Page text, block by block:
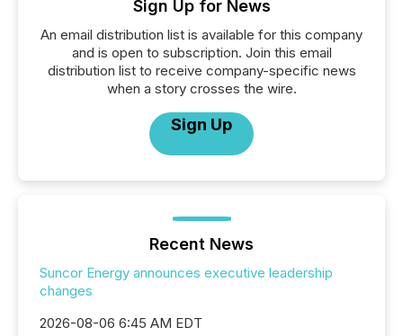
Sign Up for News
An email distribution list is available for this company
and is open to subscription. Join this email
distribution list to receive company-specific news
when a story crosses the wire.
Sign Up
Recent News
Suncor Energy announces executive leadership
changes
2026-08-06 6:45 AM EDT